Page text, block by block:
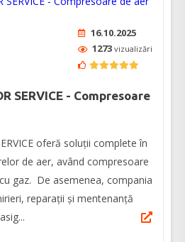
16.10.2025
1273 vizualizări
SERVICE - Compresoare
oferă soluții complete în
de aer, având compresoare
gaz. De asemenea, compania
reparații și mentenanță